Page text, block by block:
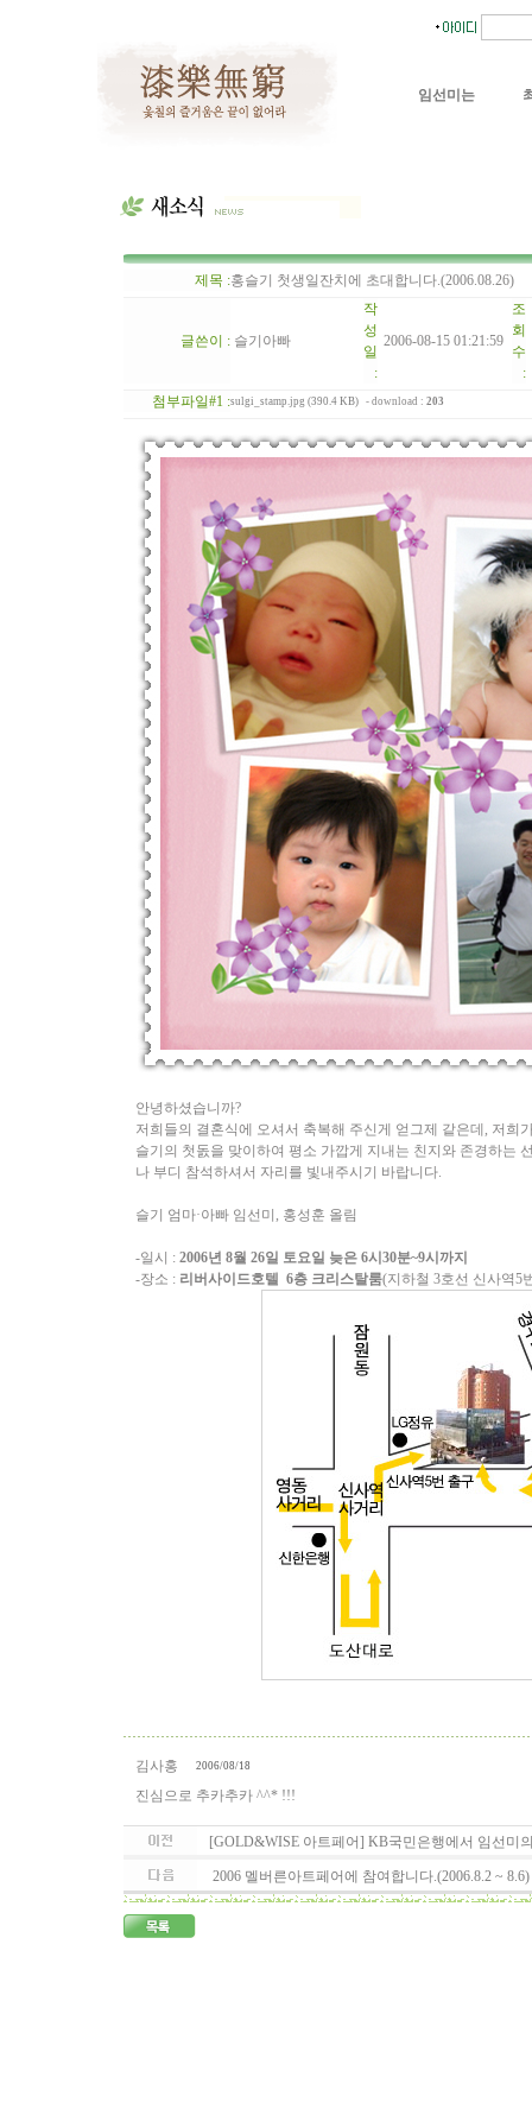
임선미는
제목 :홍슬기 첫생일잔치에 초대합니다.(2006.08.26)
글쓴이 : 슬기아빠
작
성
일
:
2006-08-15 01:21:59
조
회
수
:
첨부파일#1 :sulgi_stamp.jpg (390.4 KB) - download : 203
안녕하셨습니까?
저희들의 결혼식에 오셔서 축복해 주신게 얻그제 같은데, 저희
슬기의 첫돐을 맞이하여 평소 가깝게 지내는 친지와 존경하는
나 부디 참석하셔서 자리를 빛내주시기 바랍니다.
슬기 엄마·아빠 임선미, 홍성훈 올림
-일시 : 2006년 8월 26일 토요일 늦은 6시30분~9시까지
-장소 : 리버사이드호텔 6층 크리스탈룸(지하철 3호선 신사역5
김사홍 2006/08/18
진심으로 추카추카 ^^* !!!
[GOLD&WISE 아트페어] KB국민은행에서 임선미
2006 멜버른아트페어에 참여합니다.(2006.8.2 ~ 8.6)